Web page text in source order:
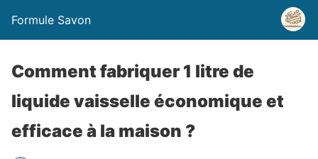
Formule Savon
Comment fabriquer 1 litre de
liquide vaisselle économique et
efficace à la maison ?